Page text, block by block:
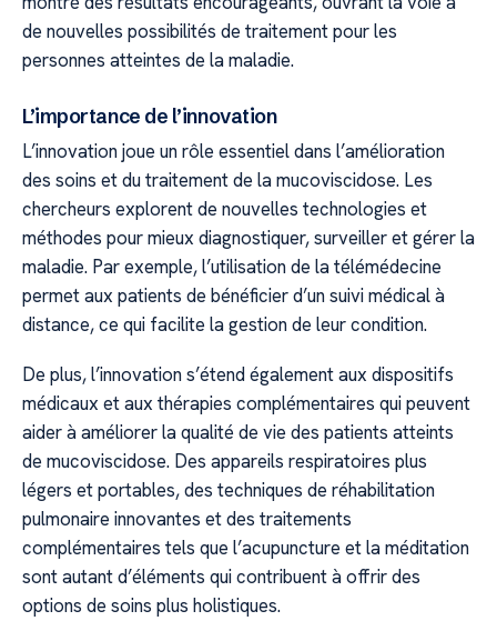
de nouvelles possibilités de traitement pour les
personnes atteintes de la maladie.
L’importance de l’innovation
L’innovation joue un rôle essentiel dans l’amélioration
des soins et du traitement de la mucoviscidose. Les
chercheurs explorent de nouvelles technologies et
méthodes pour mieux diagnostiquer, surveiller et gérer la
maladie. Par exemple, l’utilisation de la télémédecine
permet aux patients de bénéficier d’un suivi médical à
distance, ce qui facilite la gestion de leur condition.
De plus, l’innovation s’étend également aux dispositifs
médicaux et aux thérapies complémentaires qui peuvent
aider à améliorer la qualité de vie des patients atteints
de mucoviscidose. Des appareils respiratoires plus
légers et portables, des techniques de réhabilitation
pulmonaire innovantes et des traitements
complémentaires tels que l’acupuncture et la méditation
sont autant d’éléments qui contribuent à offrir des
options de soins plus holistiques.